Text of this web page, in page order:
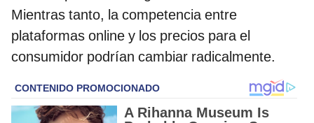
Mientras tanto, la competencia entre
plataformas online y los precios para el
consumidor podrían cambiar radicalmente.